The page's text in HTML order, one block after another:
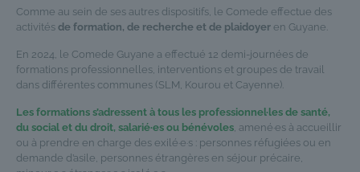
Comme au sein de ses autres dispositifs, le Comede effectue des
activités de formation, de recherche et de plaidoyer en Guyane.
En 2024, le Comede Guyane a effectué 12 demi-journées de
formations professionnelles, interventions et groupes de travail
dans différentes communes (SLM, Kourou et Cayenne).
Les formations s’adressent à tous les professionnel·les de santé,
du social et du droit, salarié·es ou bénévoles , amené·es à accueillir
ou à prendre en charge des exilé·e·s : personnes réfugiées ou en
demande d’asile, personnes étrangères en séjour précaire,